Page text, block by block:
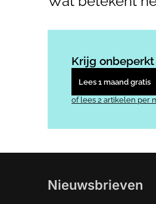
Krijg
Lees 1 maand gratis
of lees 2 artikelen per
Nieuwsbrieven